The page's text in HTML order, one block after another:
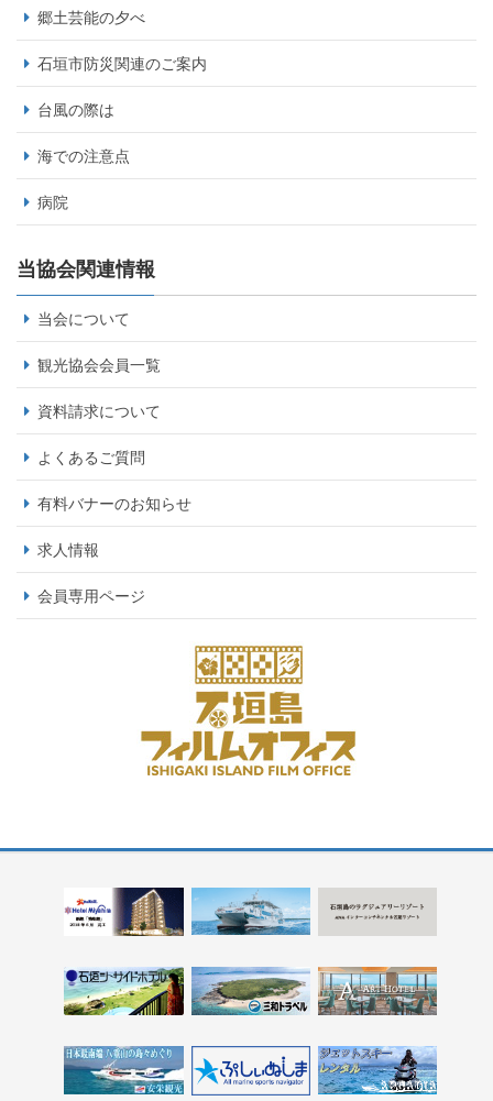
郷土芸能の夕べ
石垣市防災関連のご案内
台風の際は
海での注意点
病院
当協会関連情報
当会について
観光協会会員一覧
資料請求について
よくあるご質問
有料バナーのお知らせ
求人情報
会員専用ページ